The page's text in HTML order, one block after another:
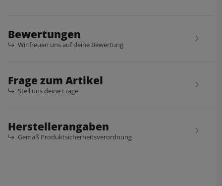
Bewertungen
Wir freuen uns auf deine Bewertung
Frage zum Artikel
Stell uns deine Frage
Herstellerangaben
Gemäß Produktsicherheitsverordnung